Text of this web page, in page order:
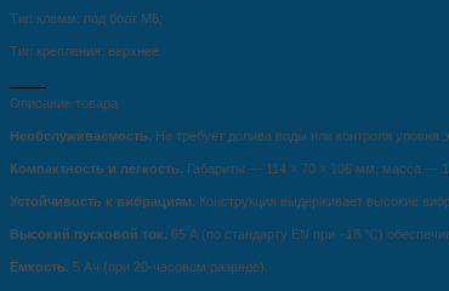
Тип клемм: под болт M6;
Тип крепления: верхнее.
Описание товара
Необслуживаемость. Не требует долива воды или контроля уровня
Компактность и лёгкость. Габариты — 114 × 70 × 106 мм, масса —
Устойчивость к вибрациям. Конструкция выдерживает высокие
Высокий пусковой ток. 65 А (по стандарту EN при −18 °C)
Ёмкость. 5 Ач (при 20-часовом разряде).